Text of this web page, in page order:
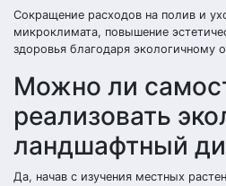
Сокращение расходов на полив и
микроклимата, повышение
здоровья благодаря экологичному
Можно ли
реализовать
ландшафтный
Да, начав с изучения местных